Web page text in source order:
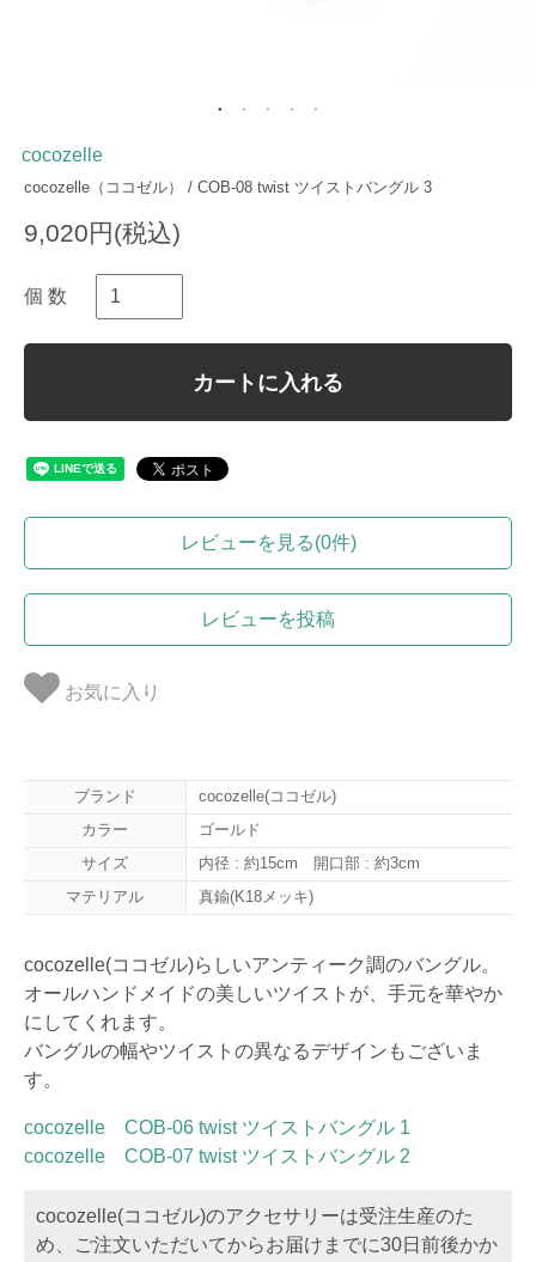
cocozelle
cocozelle（ココゼル） / COB-08 twist ツイストバングル 3
9,020円(税込)
個 数
カートに入れる
レビューを見る(0件)
レビューを投稿
お気に入り
ブランド
cocozelle(ココゼル)
カラー
ゴールド
サイズ
内径 : 約15cm 開口部 : 約3cm
マテリアル
真鍮(K18メッキ)
cocozelle(ココゼル)らしいアンティーク調のバングル。
オールハンドメイドの美しいツイストが、手元を華やか
にしてくれます。
バングルの幅やツイストの異なるデザインもございま
す。
cocozelle COB-06 twist ツイストバングル 1
cocozelle COB-07 twist ツイストバングル 2
cocozelle(ココゼル)のアクセサリーは受注生産のた
め、ご注文いただいてからお届けまでに30日前後かか